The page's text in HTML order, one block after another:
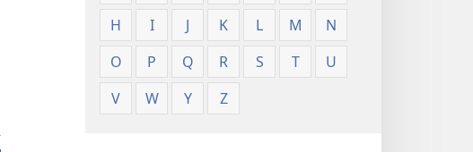
H
I J K L M
N
O
P Q R S T
U
V
W Y Z